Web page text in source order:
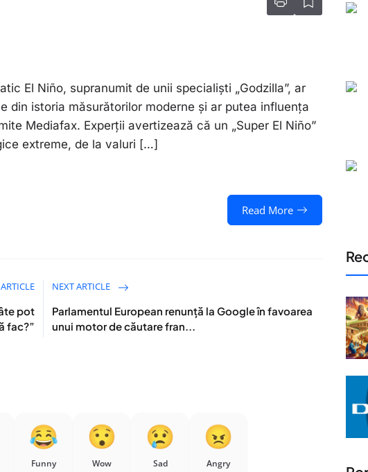
El Niño, supranumit de unii specialiști „Godzilla”, ar
din istoria măsurătorilor moderne și ar putea influența
Mediafax. Experții avertizează că un „Super El Niño”
extreme, de la valuri […]
Read More
pot
fac?”
NEXT ARTICLE
Parlamentul European renunță la Google în favoarea
unui motor de căutare fran...
Funny Wow Sad Angry